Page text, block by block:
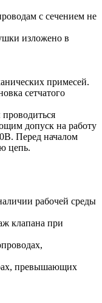
с сечением не
изложено в
примесей.
сетчатого
допуск на работу
Перед началом
цепь.
рабочей среды
клапана при
превышающих